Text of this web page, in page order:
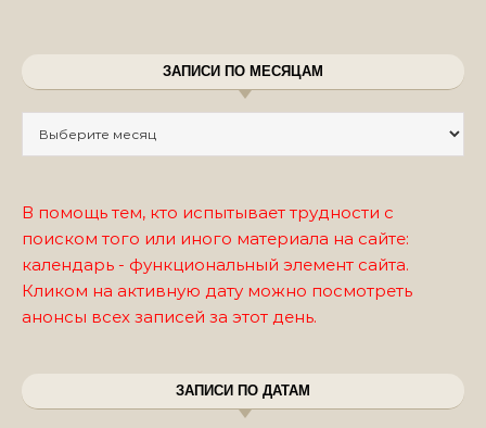
ЗАПИСИ ПО МЕСЯЦАМ
В помощь тем, кто испытывает трудности с
поиском того или иного материала на сайте:
календарь - функциональный элемент сайта.
Кликом на активную дату можно посмотреть
анонсы всех записей за этот день.
ЗАПИСИ ПО ДАТАМ